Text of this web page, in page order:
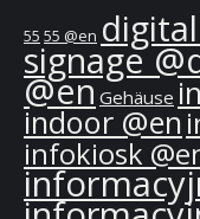
55 55 @en
signage
@enGehäuse
indoor @en
infokiosk